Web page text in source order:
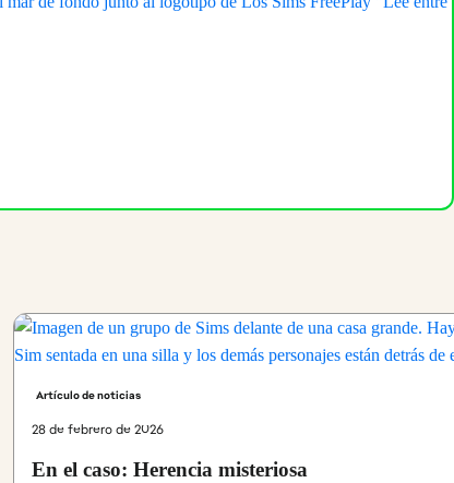
Artículo de noticias
28 de febrero de 2026
En el caso: Herencia misteriosa